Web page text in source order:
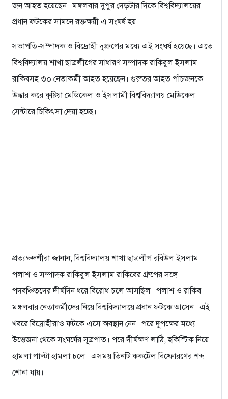
জন আহত হয়েছেন। মঙ্গলবার দুপুর দেড়টার দিকে বিশ্ববিদ্যালয়ের
প্রধান ফটকের সামনে রক্তক্ষয়ী এ সংঘর্ষ হয়।
সভাপতি-সম্পাদক ও বিদ্রোহী দুগ্রুপের মধ্যে এই সংঘর্ষ হয়েছে। এতে
বিশ্ববিদ্যালয় শাখা ছাত্রলীগের সাধারণ সম্পাদক রাকিবুল ইসলাম
রাকিবসহ ৩০ নেতাকর্মী আহত হয়েছেন। গুরুতর আহত পাঁচজনকে
উদ্ধার করে কুষ্টিয়া মেডিকেল ও ইসলামী বিশ্ববিদ্যালয় মেডিকেল
সেন্টারে চিকিৎসা দেয়া হচ্ছে।
প্রত্যক্ষদর্শীরা জানান, বিশ্ববিদ্যালয় শাখা ছাত্রলীগ রবিউল ইসলাম
পলাশ ও সম্পাদক রাকিবুল ইসলাম রাকিবের গ্রুপের সঙ্গে
পদবঞ্চিতদের দীর্ঘদিন ধরে বিরোধ চলে আসছিল। পলাশ ও রাকিব
মঙ্গলবার নেতাকর্মীদের নিয়ে বিশ্ববিদ্যালয়ে প্রধান ফটকে আসেন। এই
খবরে বিদ্রোহীরাও ফটকে এসে অবস্থান নেন। পরে দুপক্ষের মধ্যে
উত্তেজনা থেকে সংঘর্ষের সূত্রপাত। পরে দীর্ঘক্ষণ লাঠি, হকিস্টিক নিয়ে
হামলা পাল্টা হামলা চলে। এসময় তিনটি ককটেল বিষ্ফোরণের শব্দ
শোনা যায়।